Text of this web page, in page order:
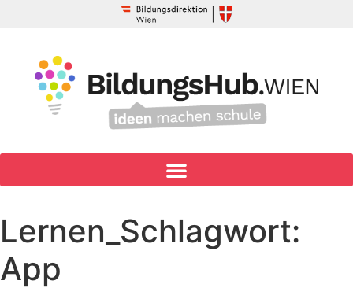
Lernen_Schlagwort:
App